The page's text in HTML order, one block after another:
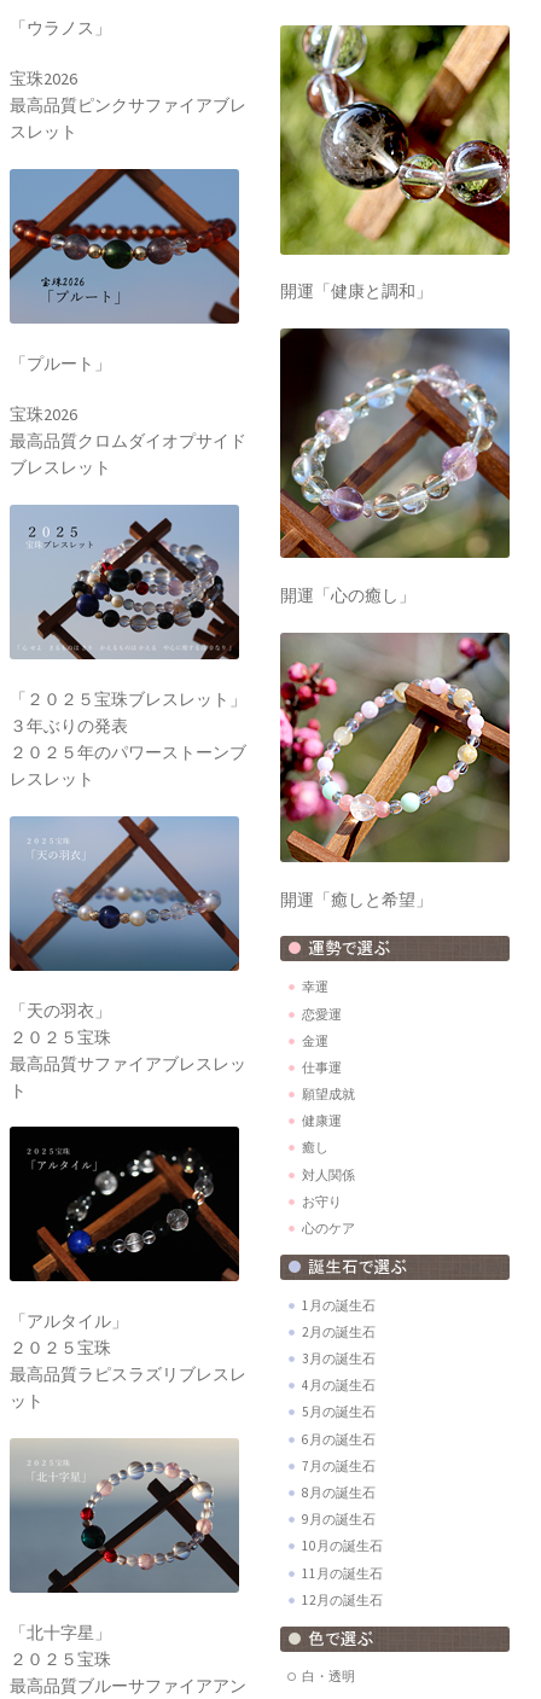
「ウラノス」
宝珠2026
最高品質ピンクサファイアブレ
スレット
「プルート」
宝珠2026
最高品質クロムダイオプサイド
ブレスレット
「２０２５宝珠ブレスレット」
３年ぶりの発表
２０２５年のパワーストーンブ
レスレット
「天の羽衣」
２０２５宝珠
最高品質サファイアブレスレッ
ト
「アルタイル」
２０２５宝珠
最高品質ラピスラズリブレスレ
ット
「北十字星」
２０２５宝珠
最高品質ブルーサファイアアン
開運「健康と調和」
開運「心の癒し」
開運「癒しと希望」
幸運
恋愛運
金運
仕事運
願望成就
健康運
癒し
対人関係
お守り
心のケア
1月の誕生石
2月の誕生石
3月の誕生石
4月の誕生石
5月の誕生石
6月の誕生石
7月の誕生石
8月の誕生石
9月の誕生石
10月の誕生石
11月の誕生石
12月の誕生石
白・透明